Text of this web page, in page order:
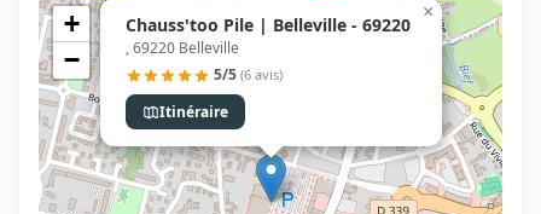
Chauss'too Pile | Belleville - 69220
, 69220 Belleville
5/5 (6 avis)
Itinéraire
×
+
−